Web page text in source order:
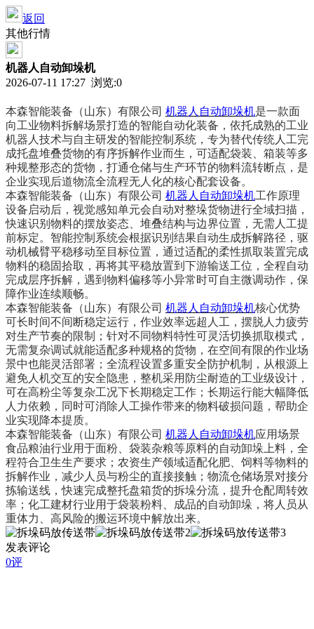
返回
其他行情
机器人自动卸垛机
2026-07-11 17:27 浏览:0
本森智能装备（山东）有限公司 机器人自动卸垛机是一款面
向工业物料拆解场景打造的智能自动化装备，依托成熟的工业
机器人技术与自主研发的智能控制系统，专为替代传统人工完
成托盘堆叠货物的有序拆解作业而生，可适配袋装、箱装等多
种规整形态的货物，打通仓储与生产环节的物料流转断点，是
企业实现后道物流全流程无人化的核心配套设备。
本森智能装备（山东）有限公司 机器人自动卸垛机工作原理
设备启动后，视觉感知单元会自动对整垛货物进行全域扫描，
快速识别物料的摆放姿态、堆叠结构与边界位置，无需人工提
前标定。智能控制系统会根据识别结果自动生成拆解路径，驱
动机械臂平稳移动至目标位置，通过适配的柔性抓取装置完成
物料的稳固拾取，再将其平稳放置到下游输送工位，全程自动
完成层序拆解，遇到物料偏移等小异常时可自主微调动作，保
障作业连续顺畅。
本森智能装备（山东）有限公司 机器人自动卸垛机核心优势
可长时间不间断稳定运行，作业效率远超人工，摆脱人力疲劳
对生产节奏的限制；针对不同物料特性可灵活切换抓取模式，
无需复杂调试就能适配多种规格的货物，在空间有限的作业场
景中也能灵活部署；全流程设置多重安全防护机制，从根源上
避免人机交互的安全隐患，整机采用防尘耐造的工业级设计，
可在高粉尘等复杂工况下长期稳定工作；长期运行能大幅降低
人力依赖，同时可消除人工操作带来的物料破损问题，帮助企
业实现降本提质。
本森智能装备（山东）有限公司 机器人自动卸垛机应用场景
食品粮油行业用于面粉、袋装杂粮等原料的自动卸垛上料，全
程符合卫生生产要求；农资生产领域适配化肥、饲料等物料的
拆解作业，减少人员与粉尘的直接接触；物流仓储场景对接分
拣输送线，快速完成整托盘箱货的拆垛分流，提升仓配周转效
率；化工建材行业用于袋装粉料、成品的自动卸垛，将人员从
重体力、高风险的搬运环境中解放出来。
发表评论
0评